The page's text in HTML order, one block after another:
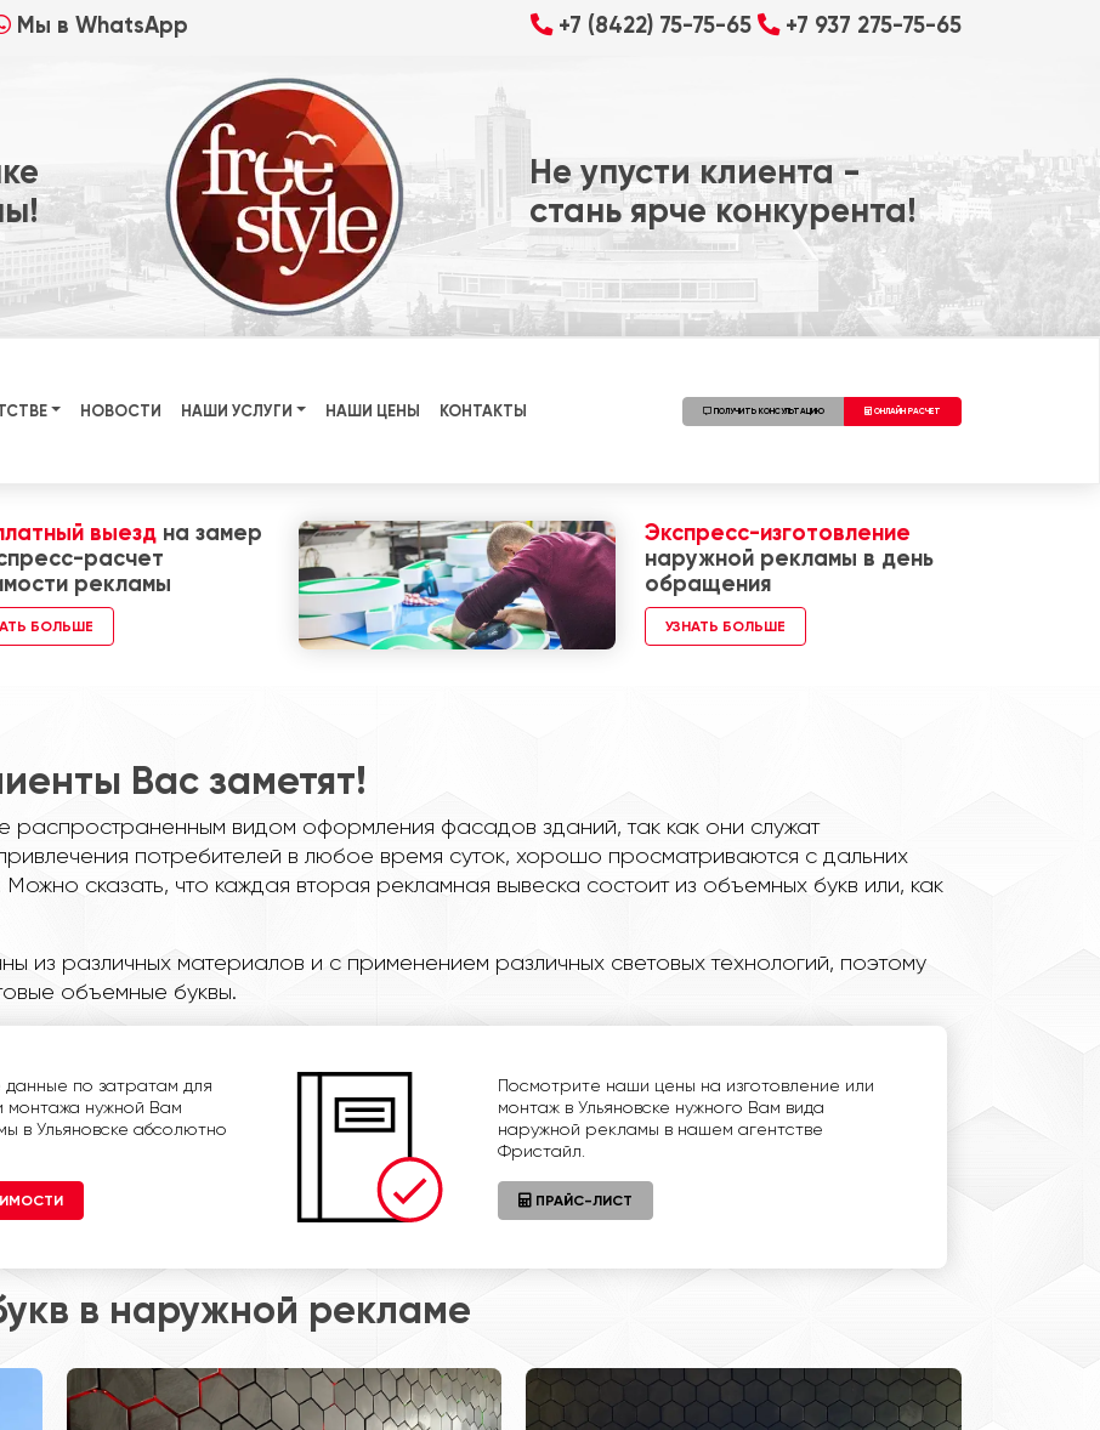
Мы в WhatsApp +7 (8422) 75-75-65 +7 937 275-75-65
Не упусти клиента -
стань ярче конкурента!
НОВОСТИ НАШИ УСЛУГИ НАШИ ЦЕНЫ КОНТАКТЫ ПОЛУЧИТЬ КОНСУЛЬТАЦИЮ ОНЛАЙН РАСЧЕТ
выезд на замер
расчет
рекламы
БОЛЬШЕ
Экспресс-изготовление
наружной рекламы в день
обращения
УЗНАТЬ БОЛЬШЕ
Вас заметят!
распространенным видом оформления фасадов зданий, так как они служат
потребителей в любое время суток, хорошо просматриваются с дальних
сказать, что каждая вторая рекламная вывеска состоит из объемных букв или, как
из различных материалов и с применением различных световых технологий, поэтому
объемные буквы.
данные по затратам для
монтажа нужной Вам
в Ульяновске абсолютно
Посмотрите наши цены на изготовление или
монтаж в Ульяновске нужного Вам вида
наружной рекламы в нашем агентстве
Фристайл.
ПРАЙС-ЛИСТ
в наружной рекламе